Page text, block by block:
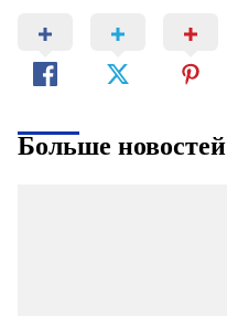
Больше новостей